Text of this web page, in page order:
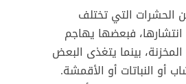
الحشرات التي تختلف
انتشارها، فبعضها يهاجم
المخزنة، بينما يتغذى البعض
أو النباتات أو الأقمشة.